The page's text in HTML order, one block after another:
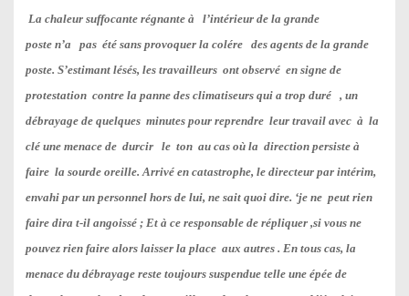
La chaleur suffocante régnante à l’intérieur de la grande
poste n’a pas été sans provoquer la colére des agents de la grande
poste. S’estimant lésés, les travailleurs ont observé en signe de
protestation contre la panne des climatiseursqui a trop duré , un
débrayage de quelques minutes pour reprendre leur travail avec à la
clé une menace de durcir le ton au cas où la direction persiste à
faire la sourde oreille. Arrivé en catastrophe, le directeur par intérim,
envahi par un personnel hors de lui, ne sait quoi dire. ‘je ne peut rien
faire dira t-il angoissé ; Et à ce responsable de répliquer ,si vous ne
pouvez rien faire alors laisser la place aux autres . En tous cas, la
menace du débrayage reste toujours suspendue telle une épée de